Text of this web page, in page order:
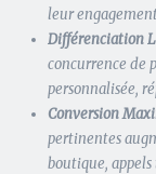
leur
Différenciation
concurrence de
personnalisée,
Conversion
pertinentes
boutique,